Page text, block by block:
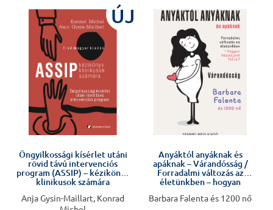
ÚJ
Öngyilkossági kísérlet utáni
rövid távú intervenciós
program (ASSIP) – kézikönyv
klinikusok számára
Anja Gysin-Maillart, Konrad
Anyáktól anyáknak és
apáknak – Várandósság /
Forradalmi változás az
életünkben – hogyan
Barbara Falenta és 1200 nő